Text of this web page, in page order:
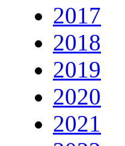
2017
2018
2019
2020
2021